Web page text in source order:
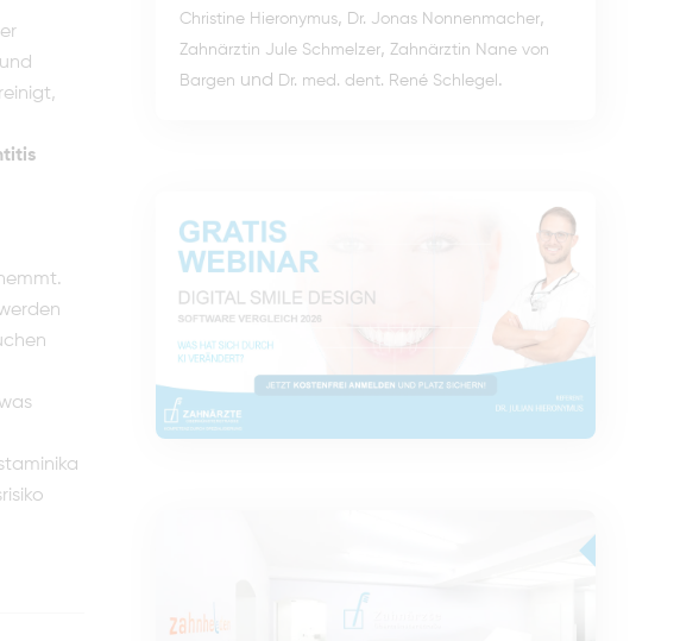
Christine Hieronymus, Dr. Jonas Nonnenmacher,
Zahnärztin Jule Schmelzer, Zahnärztin Nane von
Bargen und Dr. med. dent. René Schlegel .